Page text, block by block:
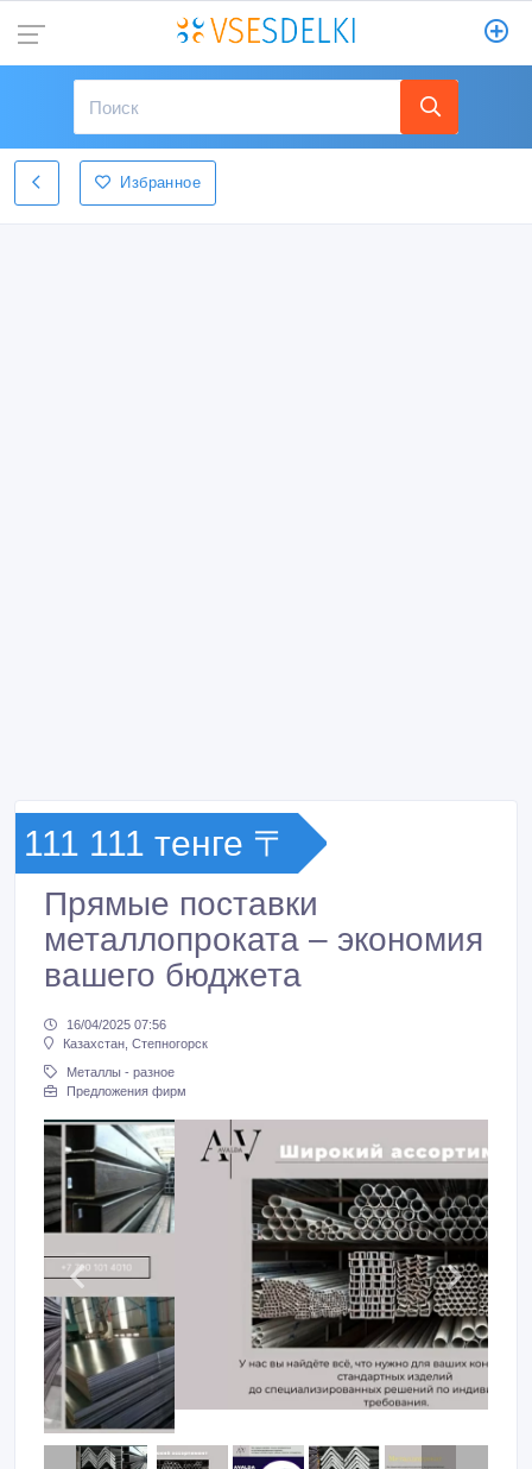
Избранное
111 111 тенге 〒
Прямые поставки
металлопроката – экономия
вашего бюджета
16/04/2025 07:56
Казахстан, Степногорск
Металлы - разное
Предложения фирм